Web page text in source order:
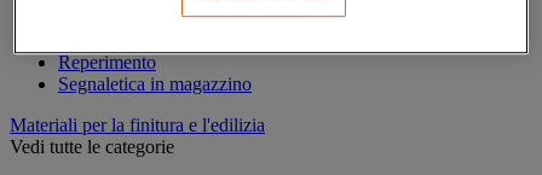
Marcatura temporanea
Reperimento
Segnaletica in magazzino
Materiali per la finitura e l'edilizia
Vedi tutte le categorie